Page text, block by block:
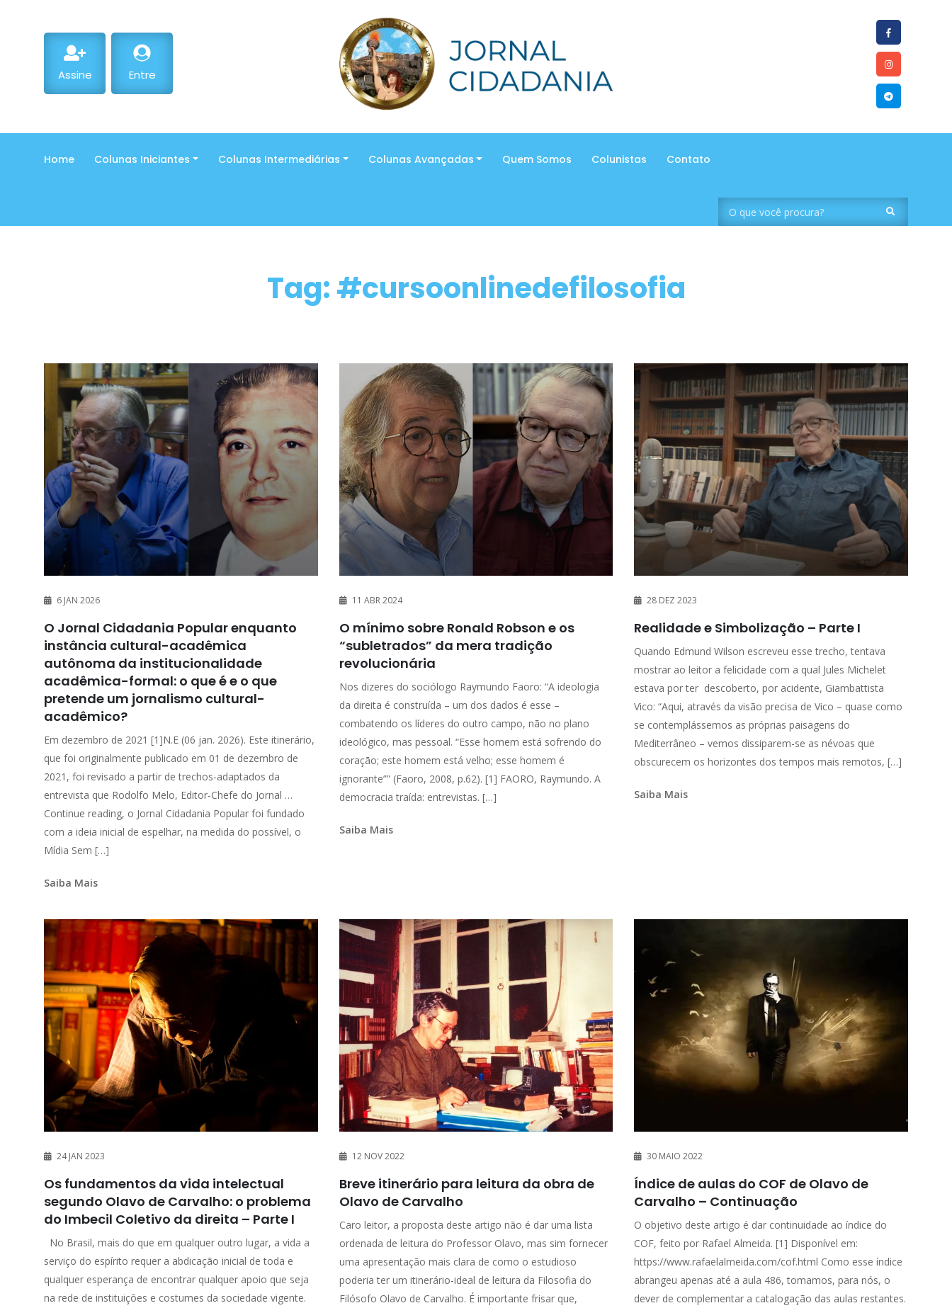
Assine Entre
Home Colunas Iniciantes Colunas Intermediárias Colunas Avançadas Quem Somos Colunistas Contato
Tag: #cursoonlinedefilosofia
6 JAN 2026
O Jornal Cidadania Popular enquanto
instância cultural-acadêmica
autônoma da institucionalidade
acadêmica-formal: o que é e o que
pretende um jornalismo cultural-
acadêmico?
Em dezembro de 2021 [1]N.E (06 jan. 2026). Este itinerário,
que foi originalmente publicado em 01 de dezembro de
2021, foi revisado a partir de trechos-adaptados da
entrevista que Rodolfo Melo, Editor-Chefe do Jornal …
Continue reading, o Jornal Cidadania Popular foi fundado
com a ideia inicial de espelhar, na medida do possível, o
Mídia Sem […]
Saiba Mais
11 ABR 2024
O mínimo sobre Ronald Robson e os
“subletrados” da mera tradição
revolucionária
Nos dizeres do sociólogo Raymundo Faoro: “A ideologia
da direita é construída – um dos dados é esse –
combatendo os líderes do outro campo, não no plano
ideológico, mas pessoal. “Esse homem está sofrendo do
coração; este homem está velho; esse homem é
ignorante”” (Faoro, 2008, p.62). [1] FAORO, Raymundo. A
democracia traída: entrevistas. […]
Saiba Mais
28 DEZ 2023
Realidade e Simbolização – Parte I
Quando Edmund Wilson escreveu esse trecho, tentava
mostrar ao leitor a felicidade com a qual Jules Michelet
estava por ter descoberto, por acidente, Giambattista
Vico: “Aqui, através da visão precisa de Vico – quase como
se contemplássemos as próprias paisagens do
Mediterrâneo – vemos dissiparem-se as névoas que
obscurecem os horizontes dos tempos mais remotos, […]
Saiba Mais
24 JAN 2023
Os fundamentos da vida intelectual
segundo Olavo de Carvalho: o problema
do Imbecil Coletivo da direita – Parte I
No Brasil, mais do que em qualquer outro lugar, a vida a
serviço do espírito requer a abdicação inicial de toda e
qualquer esperança de encontrar qualquer apoio que seja
na rede de instituições e costumes da sociedade vigente.
12 NOV 2022
Breve itinerário para leitura da obra de
Olavo de Carvalho
Caro leitor, a proposta deste artigo não é dar uma lista
ordenada de leitura do Professor Olavo, mas sim fornecer
uma apresentação mais clara de como o estudioso
poderia ter um itinerário-ideal de leitura da Filosofia do
Filósofo Olavo de Carvalho. É importante frisar que,
30 MAIO 2022
Índice de aulas do COF de Olavo de
Carvalho – Continuação
O objetivo deste artigo é dar continuidade ao índice do
COF, feito por Rafael Almeida. [1] Disponível em:
https://www.rafaelalmeida.com/cof.html Como esse índice
abrangeu apenas até a aula 486, tomamos, para nós, o
dever de complementar a catalogação das aulas restantes.